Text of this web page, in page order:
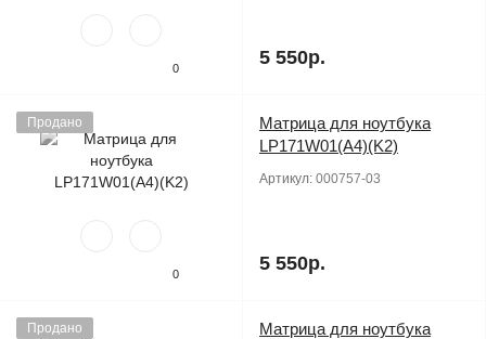
0 5 550р.
Продано
0
Матрица для ноутбука
LP171W01(A4)(K2)
Артикул: 000757-03
5 550р.
Продано
Матрица для ноутбука